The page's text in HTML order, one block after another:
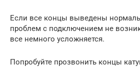
Если все концы выведены
проблем с подключением не
все немного усложняется.
Попробуйте прозвонить концы